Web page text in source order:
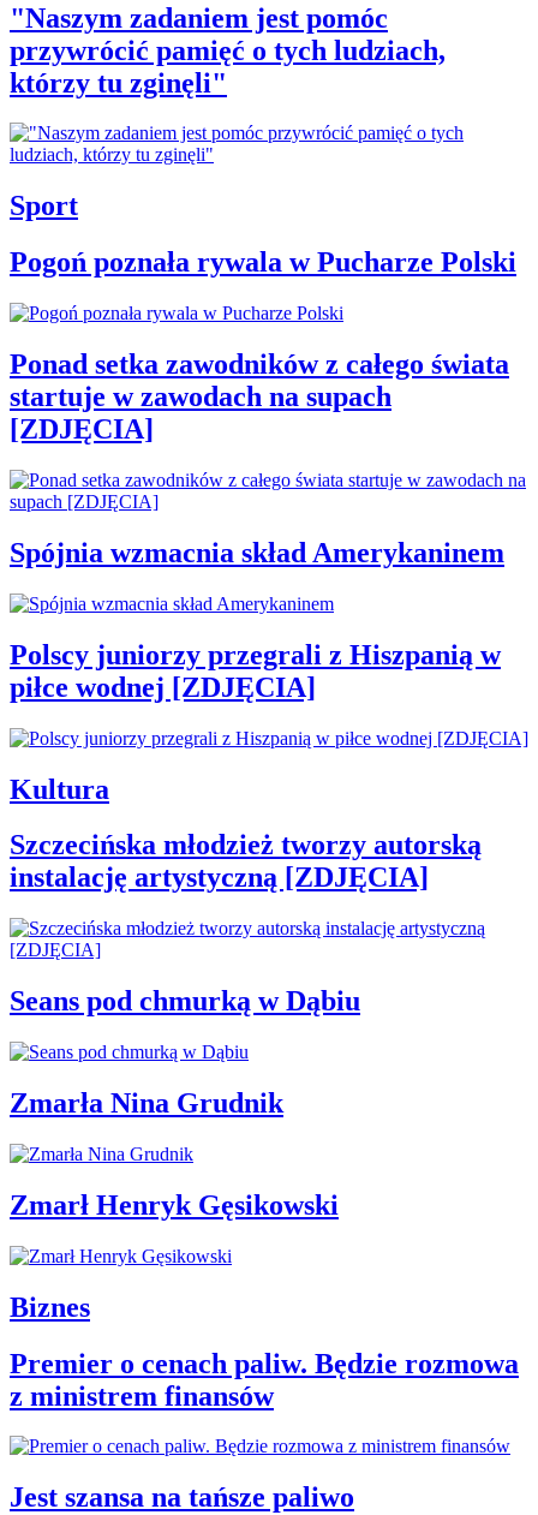
"Naszym zadaniem jest pomóc
przywrócić pamięć o tych ludziach,
którzy tu zginęli"
Sport
Pogoń poznała rywala w Pucharze Polski
Ponad setka zawodników z całego świata
startuje w zawodach na supach
[ZDJĘCIA]
Spójnia wzmacnia skład Amerykaninem
Polscy juniorzy przegrali z Hiszpanią w
piłce wodnej [ZDJĘCIA]
Kultura
Szczecińska młodzież tworzy autorską
instalację artystyczną [ZDJĘCIA]
Seans pod chmurką w Dąbiu
Zmarła Nina Grudnik
Zmarł Henryk Gęsikowski
Biznes
Premier o cenach paliw. Będzie rozmowa
z ministrem finansów
Jest szansa na tańsze paliwo